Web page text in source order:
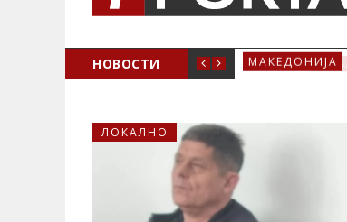
НОВОСТИ
ЖЕНСКО ЗДРАВЈЕ ВО КРИВА ПАЛАНКА МАКЕДОНИЈА
ЛОКАЛНО